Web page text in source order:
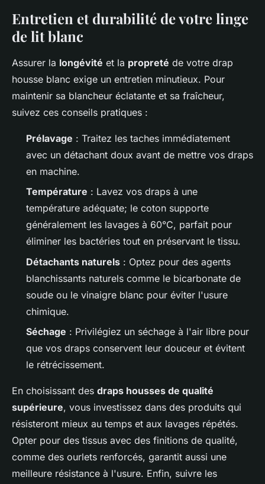
Entretien et durabilité de votre linge
de lit blanc
Assurer la longévité et la propreté de votre drap
housse blanc exige un entretien minutieux. Pour
maintenir sa blancheur éclatante et sa fraîcheur,
suivez ces conseils pratiques :
Prélavage : Traitez les taches immédiatement
avec un détachant doux avant de mettre vos draps
en machine.
Température : Lavez vos draps à une
température adéquate; le coton supporte
généralement les lavages à 60°C, parfait pour
éliminer les bactéries tout en préservant le tissu.
Détachants naturels : Optez pour des agents
blanchissants naturels comme le bicarbonate de
soude ou le vinaigre blanc pour éviter l'usure
chimique.
Séchage : Privilégiez un séchage à l'air libre pour
que vos draps conservent leur douceur et évitent
le rétrécissement.
En choisissant des draps housses de qualité
supérieure, vous investissez dans des produits qui
résisteront mieux au temps et aux lavages répétés.
Opter pour des tissus avec des finitions de qualité,
comme des ourlets renforcés, garantit aussi une
meilleure résistance à l'usure. Enfin, suivre les